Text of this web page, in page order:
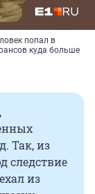
попал в
куда больше
Так, из
следствие
из